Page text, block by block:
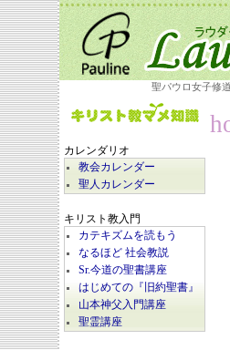
聖パウロ女子修
カレンダリオ
教会カレンダー
聖人カレンダー
キリスト教入門
カテキズムを読もう
なるほど 社会教説
Sr.今道の聖書講座
はじめての『旧約聖書』
山本神父入門講座
聖霊講座